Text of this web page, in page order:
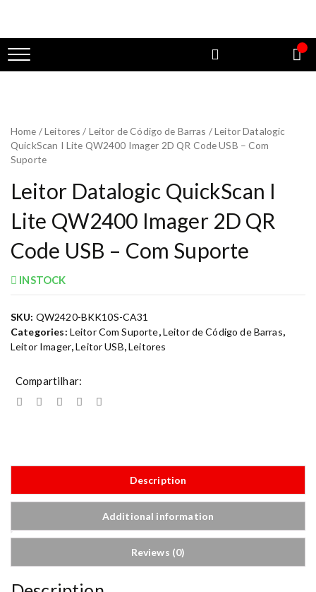
Home /Leitores / Leitor de Código de Barras / Leitor Datalogic
QuickScan I Lite QW2400 Imager 2D QR Code USB – Com
Suporte
Leitor Datalogic QuickScan I
Lite QW2400 Imager 2D QR
Code USB – Com Suporte
INSTOCK
SKU: QW2420-BKK10S-CA31
Categories: Leitor Com Suporte,Leitor de Código de Barras,
Leitor Imager,Leitor USB,Leitores
Compartilhar:
Description
Additional information
Reviews (0)